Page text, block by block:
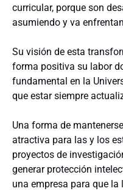
curricular, porque son
asumiendo y va
Su visión de esta
forma positiva su labor
fundamental en la
que estar siempre
Una forma de
atractiva para las y los
proyectos de
generar protección
una empresa para que la